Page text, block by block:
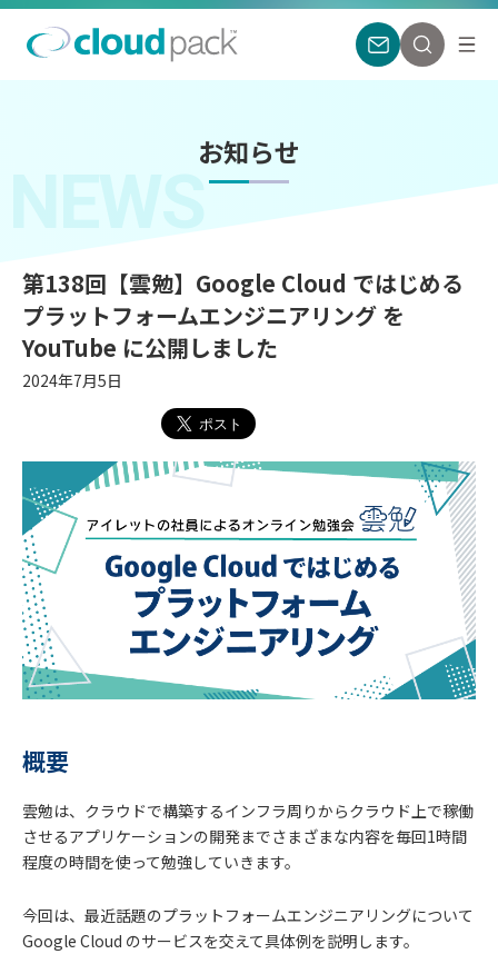
お知らせ
NEWS
第138回【雲勉】Google Cloud ではじめる
プラットフォームエンジニアリング を
YouTube に公開しました
2024年7月5日
概要
雲勉は、クラウドで構築するインフラ周りからクラウド上で稼働
させるアプリケーションの開発までさまざまな内容を毎回1時間
程度の時間を使って勉強していきます。
今回は、最近話題のプラットフォームエンジニアリングについて
Google Cloud のサービスを交えて具体例を説明します。